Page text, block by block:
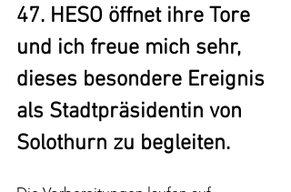
47. HESO öffnet ihre Tore
und ich freue mich sehr,
dieses besondere Ereignis
als Stadtpräsidentin von
Solothurn zu begleiten.